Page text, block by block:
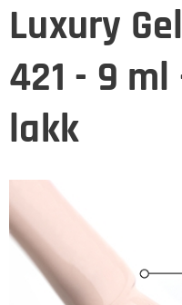
Luxury
421 - 9
lakk